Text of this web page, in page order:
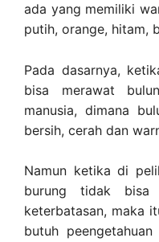
ada yang memiliki
putih, orange, hitam,
Pada dasarnya,
bisa merawat
manusia, dimana
bersih, cerah dan
Namun ketika di
burung tidak bisa
keterbatasan, maka
butuh